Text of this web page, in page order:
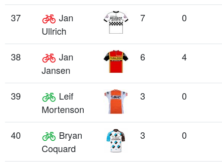
37
Jan
Ullrich
7 0
38
Jan
Jansen
6 4
39
Leif
Mortenson
3 0
40
Bryan
Coquard
3 0